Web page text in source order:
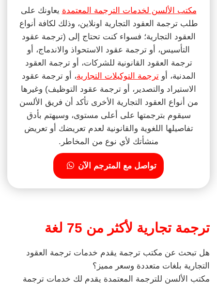
مكتب الألسن لخدمات الترجمة المعتمدة يعاونك على
طلب ترجمة العقود التجارية اونلاين، وذلك لكافة أنواع
العقود التجارية؛ فسواء كنت تحتاج إلى (ترجمة عقود
التأسيس، أو ترجمة عقود الاستحواذ والاندماج، أو
ترجمة العقود القانونية للشركات، أو ترجمة العقود
المدنية، أوترجمة التوكيلات التجارية، أو ترجمة عقود
الاستيراد والتصدير، أو ترجمة عقود التوظيف) وغيرها
من أنواع العقود التجارية الأخرى تأكد أن فريق الألسن
سيقوم بترجمتها على أعلى مستوى، وسيهتم بأدق
تفاصيلها اللغوية والقانونية لعدم تعريضك أو تعريض
منشأتك لأي نوع من المخاطر.
تواصل مع المترجم الآن
ترجمة تجارية لأكثر من 75 لغة
هل تبحث عن مكتب ترجمة يقدم خدمات ترجمة العقود
التجارية بلغات متعددة وسعر مميز؟
مكتب الألسن للترجمة المعتمدة يقدم لك خدمات ترجمة